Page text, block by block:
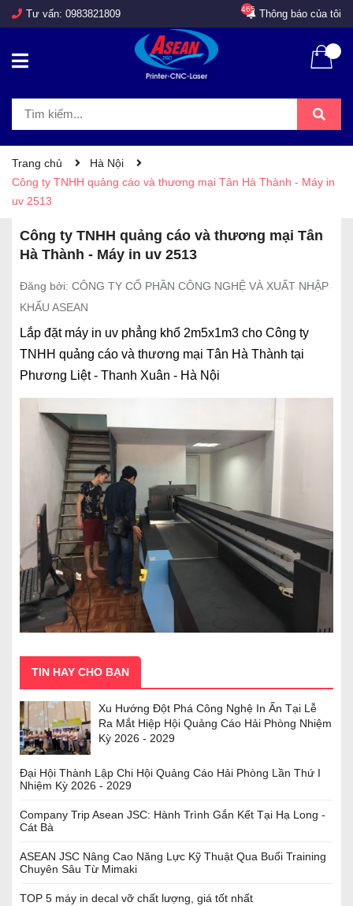
Tư vấn: 0983821809 Thông báo của tôi
465
Trang chủ
Hà Nội
Công ty TNHH quảng cáo và thương mại Tân Hà Thành - Máy in
uv 2513
Công ty TNHH quảng cáo và thương mại Tân
Hà Thành - Máy in uv 2513
Đăng bởi: CÔNG TY CỔ PHẦN CÔNG NGHỆ VÀ XUẤT NHẬP
KHẨU ASEAN
Lắp đặt máy in uv phẳng khổ 2m5x1m3 cho Công ty
TNHH quảng cáo và thương mại Tân Hà Thành tại
Phương Liệt - Thanh Xuân - Hà Nội
TIN HAY CHO BẠN
Xu Hướng Đột Phá Công Nghệ In Ấn Tại Lễ
Ra Mắt Hiệp Hội Quảng Cáo Hải Phòng Nhiệm
Kỳ 2026 - 2029
Đại Hội Thành Lập Chi Hội Quảng Cáo Hải Phòng Lần Thứ I
Nhiệm Kỳ 2026 - 2029
Company Trip Asean JSC: Hành Trình Gắn Kết Tại Hạ Long -
Cát Bà
ASEAN JSC Nâng Cao Năng Lực Kỹ Thuật Qua Buổi Training
Chuyên Sâu Từ Mimaki
TOP 5 máy in decal vỡ chất lượng, giá tốt nhất